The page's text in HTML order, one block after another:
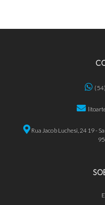
Rua Jacob Luchesi, 2419 -